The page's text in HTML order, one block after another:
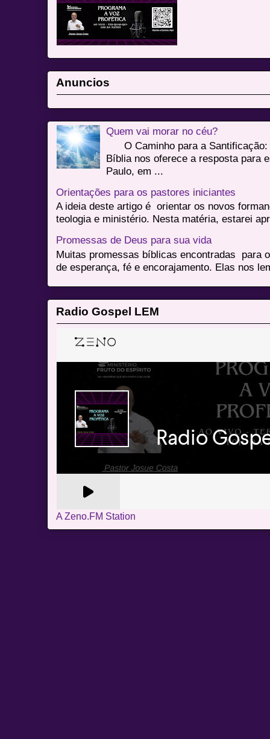
Anuncios
Quem vai morar no céu?
O Caminho para a Santificação:
Bíblia nos oferece a resposta para
Paulo, em ...
Orientações para os pastores iniciantes
A ideia deste artigo é orientar os novos
teologia e ministério. Nesta matéria, estarei
Promessas de Deus para sua vida
Muitas promessas bíblicas encontradas para
de esperança, fé e encorajamento. Elas nos
Radio Gospel LEM
A Zeno.FM Station